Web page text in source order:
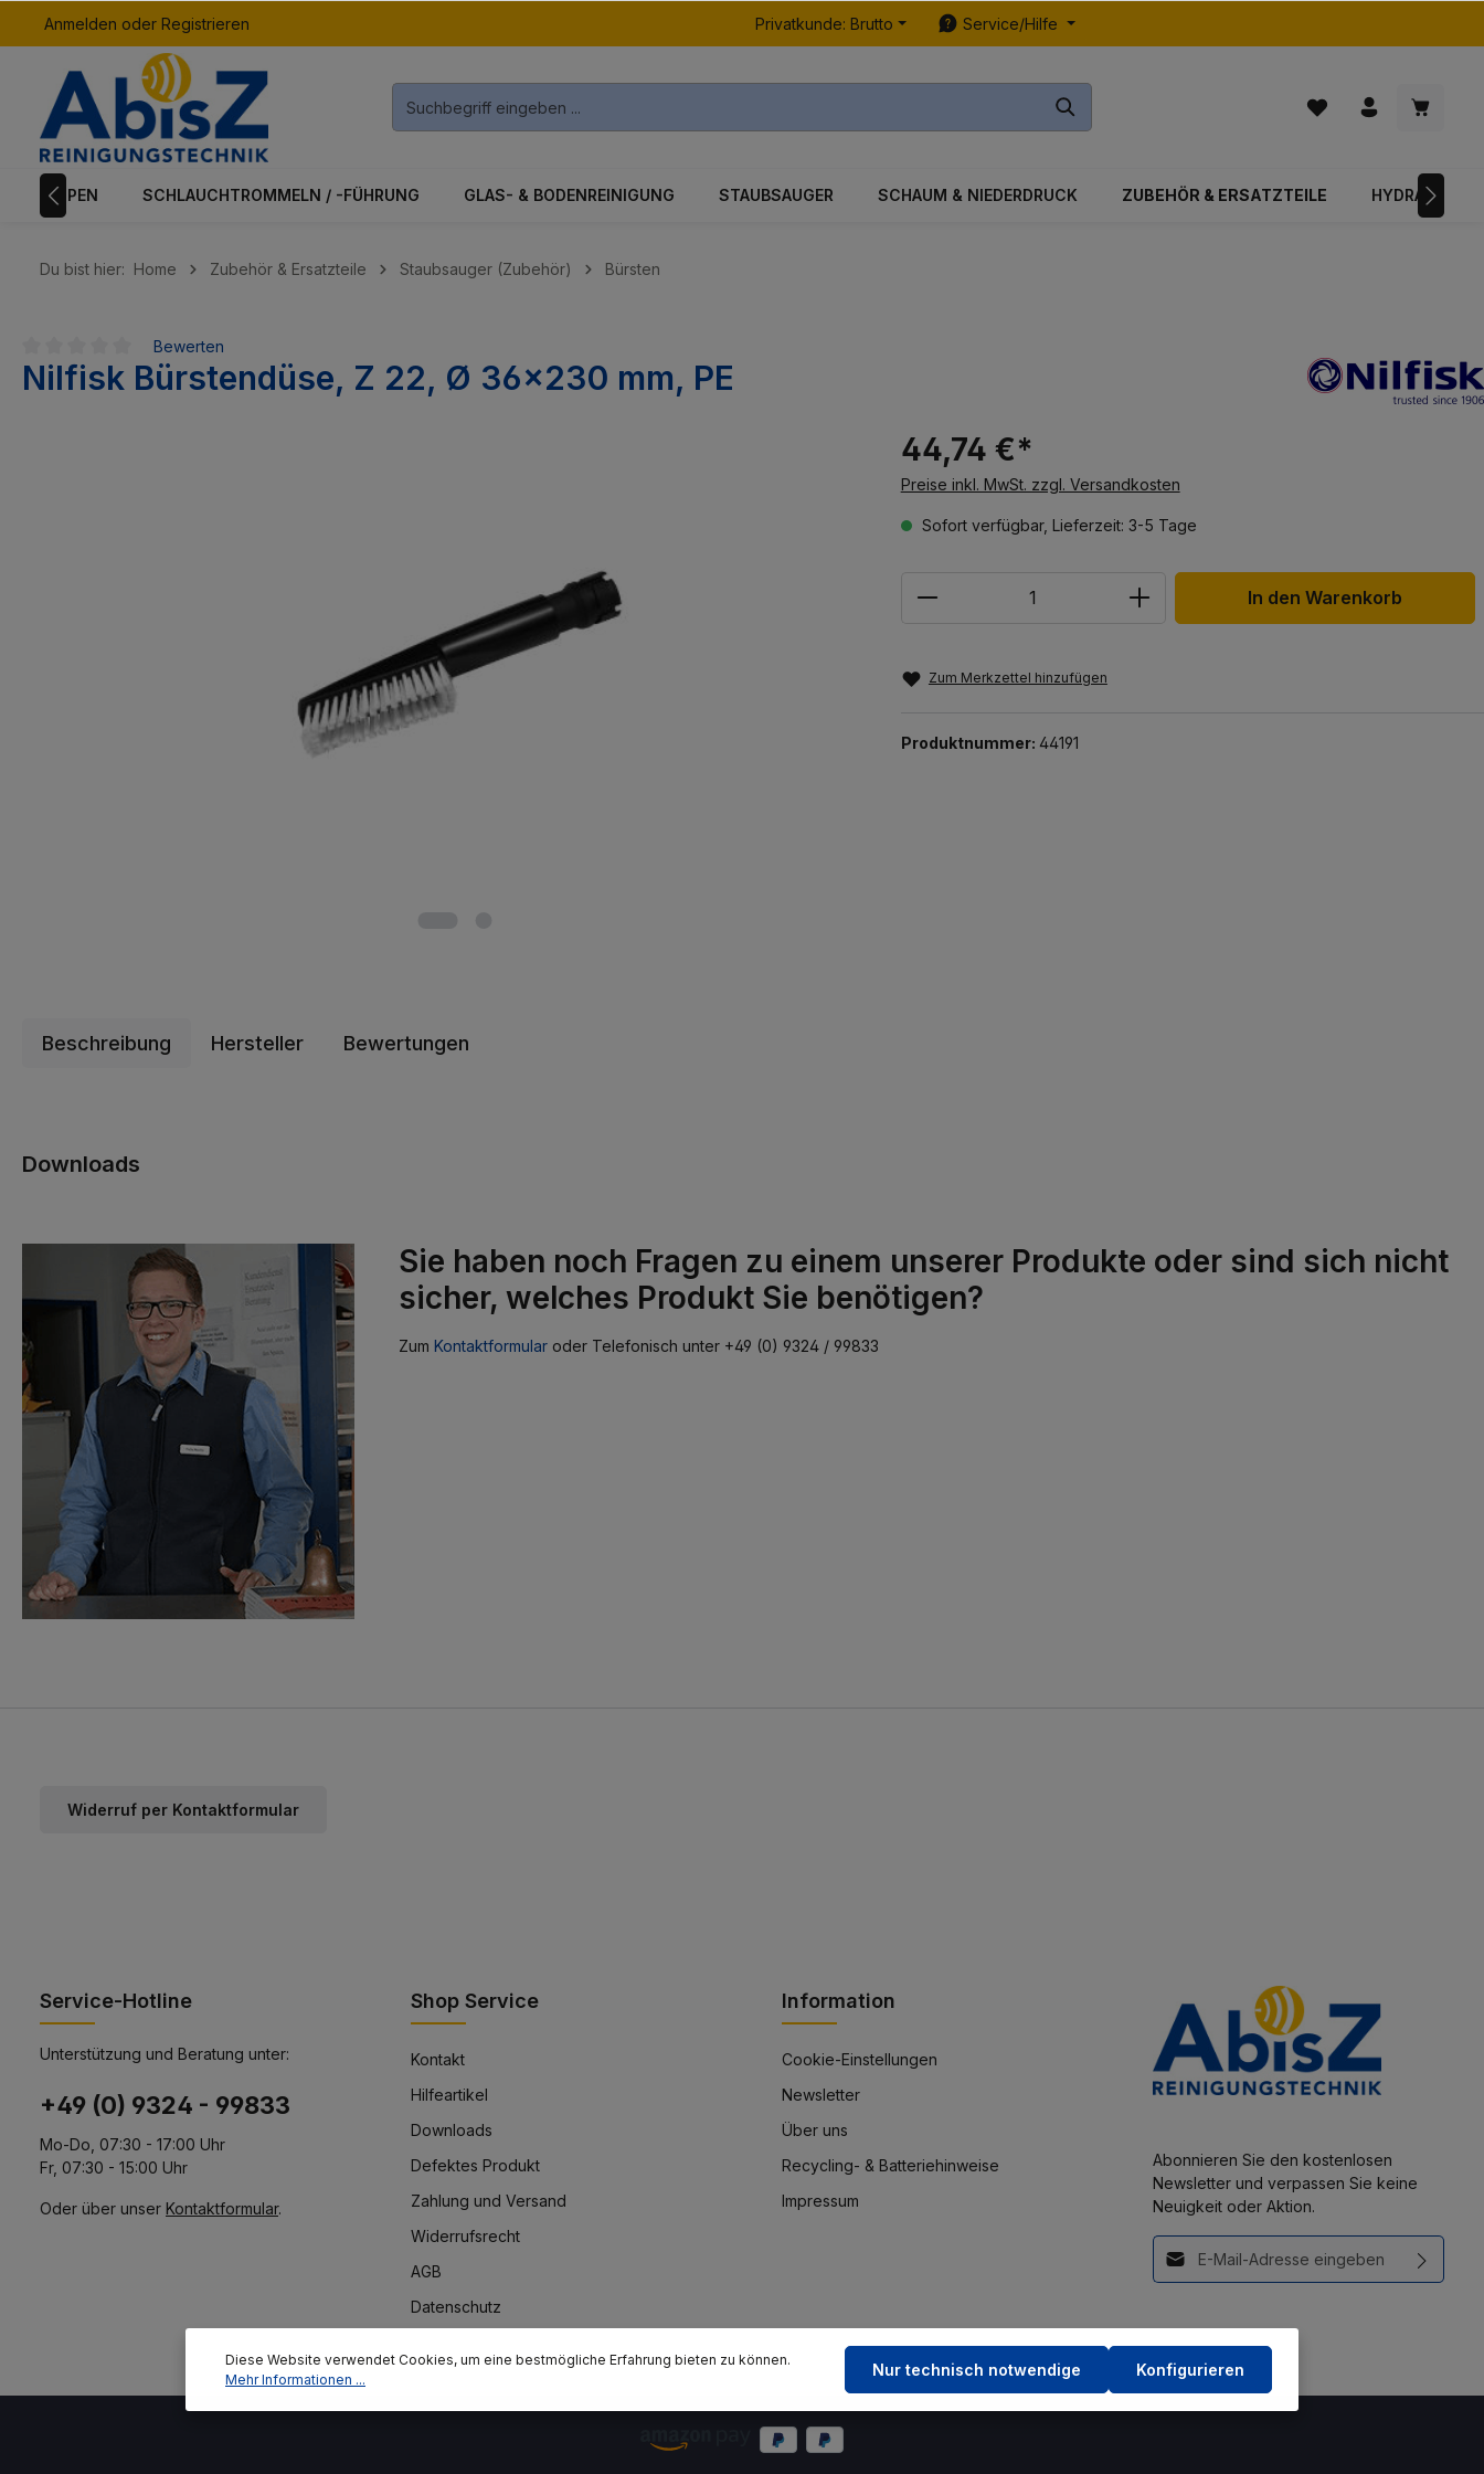
springen
Anmelden oder Registrieren Privatkunde: Brutto Service/Hilfe
& PUMPEN SCHLAUCHTROMMELN / -FÜHRUNG GLAS- & BODENREINIGUNG STAUBSAUGER SCHAUM & NIEDERDRUCK ZUBEHÖR & ERSATZTEILE HYDRAULIK
Du bist hier: Home Zubehör & Ersatzteile Staubsauger (Zubehör) Bürsten
Durchschnittliche Bewertung von 0 von 5 Sternen
Bewerten
Nilfisk Bürstendüse, Z 22, Ø 36x230 mm, PE
44,74 €*
Preise inkl. MwSt. zzgl. Versandkosten
Sofort verfügbar, Lieferzeit: 3-5 Tage
In den Warenkorb
Zum Merkzettel hinzufügen
Produktnummer: 44191
Beschreibung Hersteller Bewertungen
Downloads
Sie haben noch Fragen zu einem unserer Produkte oder sind sich nicht
sicher, welches Produkt Sie benötigen?
Zum Kontaktformular oder Telefonisch unter +49 (0) 9324 / 99833
Widerruf per Kontaktformular
Abonnieren Sie den kostenlosen
Newsletter und verpassen Sie keine
Neuigkeit oder Aktion.
E-Mail-Adresse*
Kenntnis genommen und die
gelesen und bin mit ihnen
einverstanden.
Nutzungsbedingungen.
Service-Hotline
Unterstützung und Beratung unter:
+49 (0) 9324 - 99833
Mo-Do, 07:30 - 17:00 Uhr
Fr, 07:30 - 15:00 Uhr
Oder über unser Kontaktformular.
Shop Service
Kontakt
Hilfeartikel
Downloads
Defektes Produkt
Zahlung und Versand
Widerrufsrecht
AGB
Datenschutz
Information
Cookie-Einstellungen
Newsletter
Über uns
Recycling- & Batteriehinweise
Impressum
Diese Website verwendet Cookies, um eine bestmögliche Erfahrung bieten zu können.
Mehr Informationen ...
Nur technisch notwendige Konfigurieren